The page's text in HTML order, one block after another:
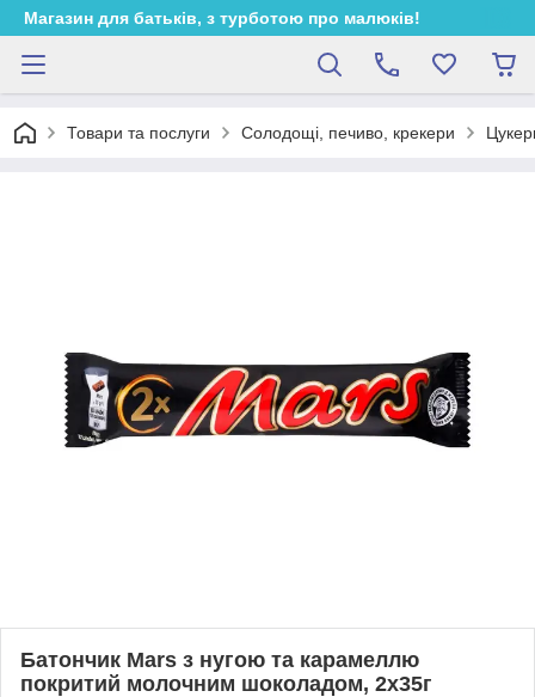
Магазин для батьків, з турботою про малюків!
Товари та послуги Солодощі, печиво, крекери
Батончик Mars з нугою та карамеллю
покритий молочним шоколадом, 2х35г